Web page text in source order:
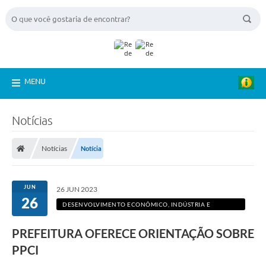
MENU
Notícias
Notícias Notícia
JUN
26
26 JUN 2023
DESENVOLVIMENTO ECONÔMICO, INDÚSTRIA E
PREFEITURA OFERECE ORIENTAÇÃO SOBRE
PPCI